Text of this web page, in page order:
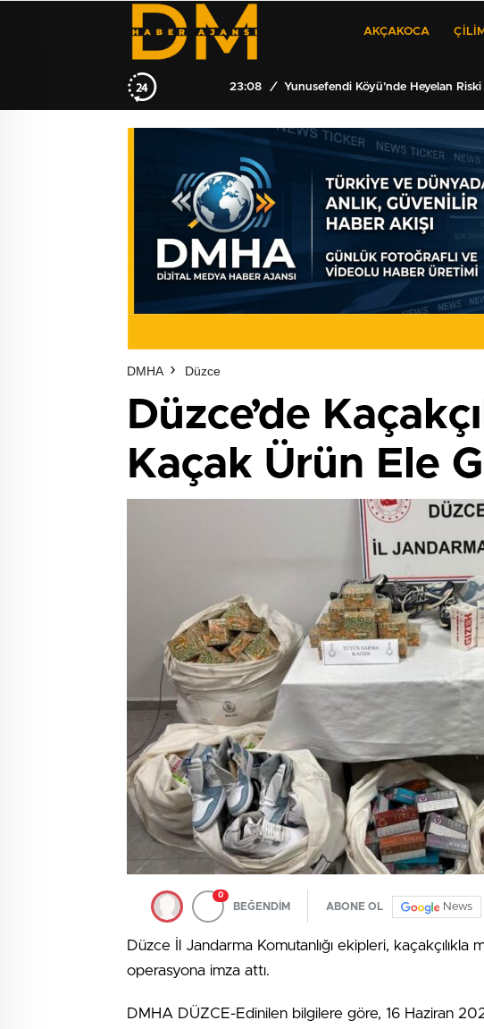
AKÇAKOCA
23:08 / Yunusefendi Köyü’nde Heyelan Riski
DMHA Düzce
Düzce’de
Kaçak Ürün Ele
0
BEĞENDİM ABONE OL News
Düzce İl Jandarma Komutanlığı ekipleri, kaçakçılıkla
operasyona imza attı.
DMHA DÜZCE-Edinilen bilgilere göre, 16 Haziran